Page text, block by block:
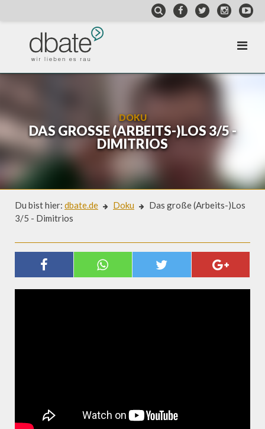
DOKU
DAS GROSSE (ARBEITS-)LOS 3/5 - D
IMITRIOS
Du bist hier: dbate.de Doku
Das große (Arbeits-)Los
3/5 - Dimitrios
DAS GROSSE (ARBEITS-)LOS 3/5 - D
IMITRIOS